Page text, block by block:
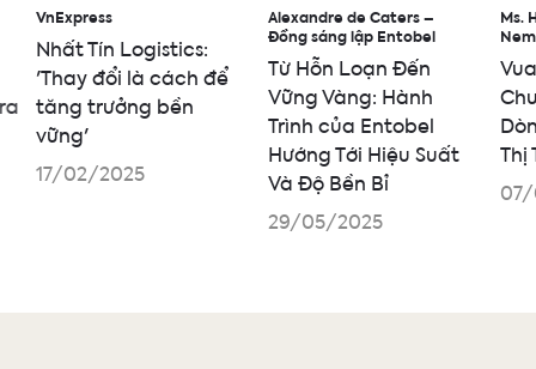
VnExpress
Nhất Tín Logistics:
'Thay đổi là cách để
tăng trưởng bền
vững'
17/02/2025
Alexandre de Caters –
Đồng sáng lập Entobel
Từ Hỗn Loạn Đến
Vững Vàng: Hành
Trình của Entobel
Hướng Tới Hiệu Suất
Và Độ Bền Bỉ
29/05/2025
Ms.
Nem
Thị